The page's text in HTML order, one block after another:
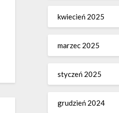
kwiecień 2025
marzec 2025
styczeń 2025
grudzień 2024